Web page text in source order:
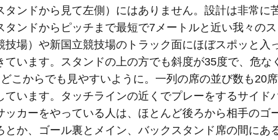
ンドから見て左側）にはありません。設計は非常に
ンドからピッチまで最短で7メートルと近い我々の
場）や新国立競技場のトラック面にほぼスポッと入
います。スタンドの上の方でも斜度が35度で、危な
こからでも見やすいように。一列の席の並び数も20
います。タッチラインの近くでプレーをするサイド
カーをやっている人は、ほとんど後ろから相手のゴ
か、ゴール裏とメイン、バックスタンド席の間にあ